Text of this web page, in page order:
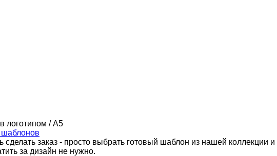
логотипом / А5
шаблонов
сделать заказ - просто выбрать готовый шаблон из нашей коллекции и
за дизайн не нужно.